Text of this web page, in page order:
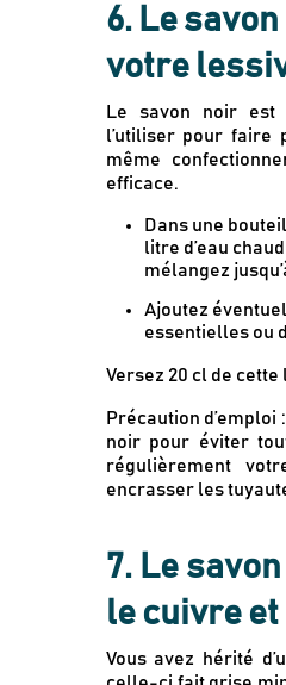
6. Le
votre
Le savon noir est
l’utiliser pour faire
même
efficace.
Dans une
litre d’eau
mélangez
Ajoutez
essentielles ou
Versez 20 cl de
Précaution
noir pour éviter
régulièrement
encrasser les
7. Le
le cuivre
Vous avez hérité